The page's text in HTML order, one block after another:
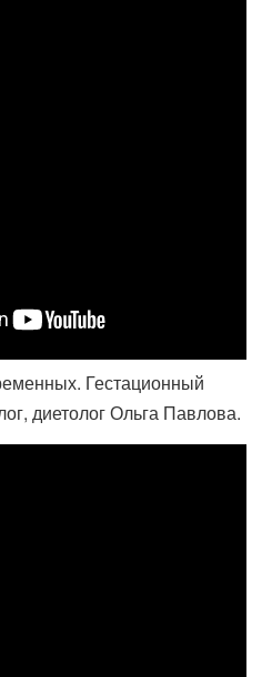
Гестационный
диетолог Ольга Павлова.